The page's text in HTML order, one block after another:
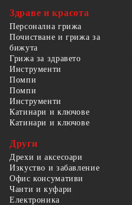
Здраве и красота
Персонална грижа
Почистване и грижа за
бижута
Грижа за здравето
Инструменти
Помпи
Помпи
Инструменти
Катинари и ключове
Катинари и ключове
Други
Дрехи и аксесоари
Изкуство и забавление
Офис консумативи
Чанти и куфари
Електроника